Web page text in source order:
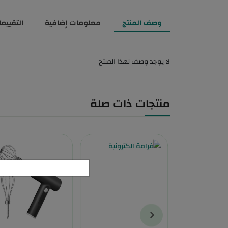
وصف المنتج معلومات إضافية
لا يوجد وصف لهذا المنتج
منتجات ذات صلة